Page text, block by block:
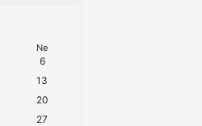
Ne
6
13
20
27